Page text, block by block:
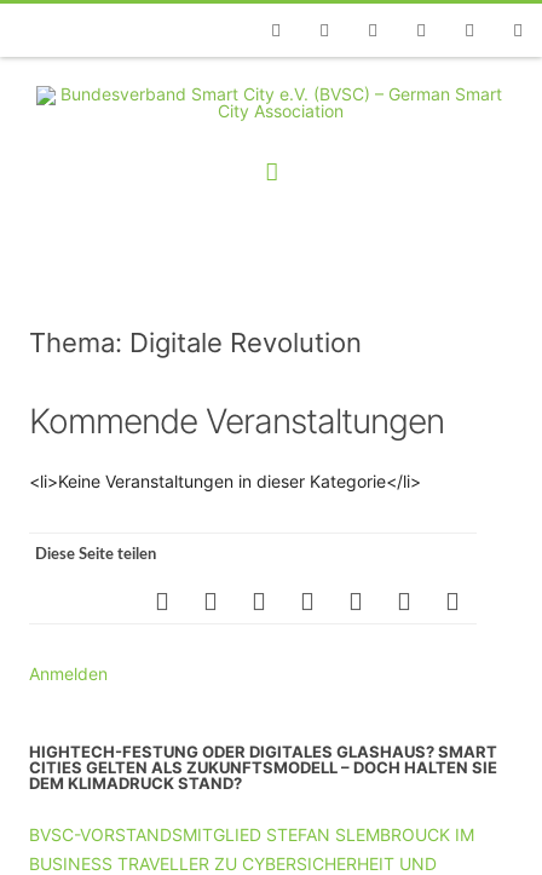
TelefonFacebookTwitterYoutubeInstagramLinkedin
Thema: Digitale Revolution
Kommende Veranstaltungen
<li>Keine Veranstaltungen in dieser Kategorie</li>
Diese Seite teilen
Anmelden
HIGHTECH-FESTUNG ODER DIGITALES GLASHAUS? SMART
CITIES GELTEN ALS ZUKUNFTSMODELL – DOCH HALTEN SIE
DEM KLIMADRUCK STAND?
BVSC-VORSTANDSMITGLIED STEFAN SLEMBROUCK IM
BUSINESS TRAVELLER ZU CYBERSICHERHEIT UND